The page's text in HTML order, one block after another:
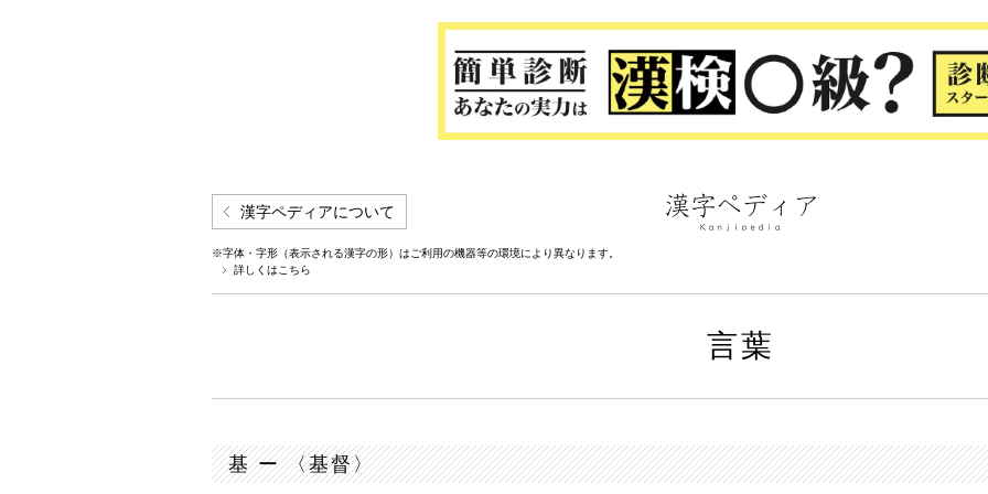
漢字ペディアについて
※字体・字形（表示される漢字の形）はご利用の機器等の環境により異なります。
詳しくはこちら
言葉
基 ー 〈基督〉